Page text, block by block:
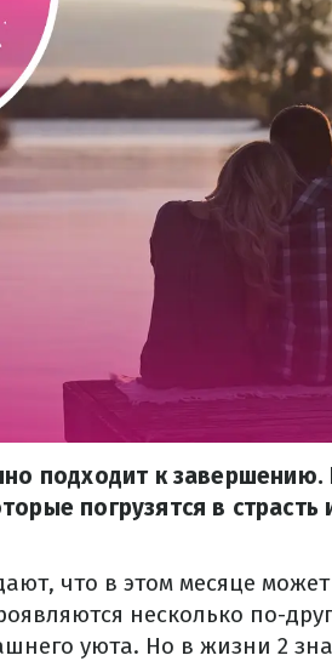
подходит к
погрузятся в
что в этом месяце
несколько по-
уюта. Но в жизни 2